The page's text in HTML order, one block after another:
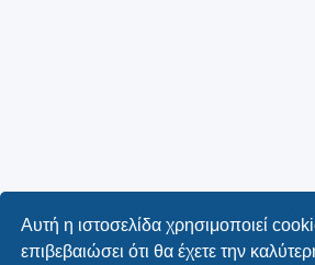
Αυτή η ιστοσελίδα χρησιμοποιεί
επιβεβαιώσει ότι θα έχετε την